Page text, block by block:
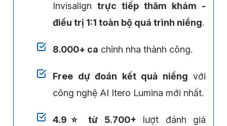
Invisalign trực tiếp thăm khám -
điều trị 1:1 toàn bộ quá trình niềng.
8.000+ ca chỉnh nha thành công.
Free dự đoán kết quả niềng với
công nghệ AI Itero Lumina mới nhất.
4.9⭐ từ 5.700+ lượt đánh giá